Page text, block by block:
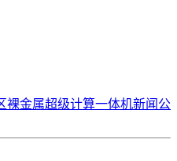
裸金属超级计算一体机新闻公